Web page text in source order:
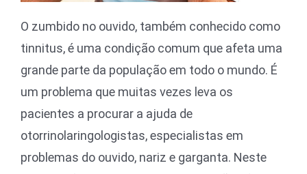
O zumbido no ouvido, também conhecido como
tinnitus, é uma condição comum que afeta uma
grande parte da população em todo o mundo. É
um problema que muitas vezes leva os
pacientes a procurar a ajuda de
otorrinolaringologistas, especialistas em
problemas do ouvido, nariz e garganta. Neste